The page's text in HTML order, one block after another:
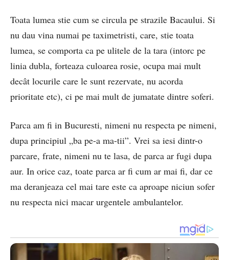
Toata lumea stie cum se circula pe strazile Bacaului. Si
nu dau vina numai pe taximetristi, care, stie toata
lumea, se comporta ca pe ulitele de la tara (intorc pe
linia dubla, forteaza culoarea rosie, ocupa mai mult
decât locurile care le sunt rezervate, nu acorda
prioritate etc), ci pe mai mult de jumatate dintre soferi.
Parca am fi in Bucuresti, nimeni nu respecta pe nimeni,
dupa principiul „ba pe-a ma-tii”. Vrei sa iesi dintr-o
parcare, frate, nimeni nu te lasa, de parca ar fugi dupa
aur. In orice caz, toate parca ar fi cum ar mai fi, dar ce
ma deranjeaza cel mai tare este ca aproape niciun sofer
nu respecta nici macar urgentele ambulantelor.